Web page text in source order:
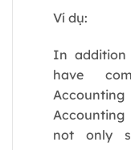
Ví dụ:
In addition
have
not only